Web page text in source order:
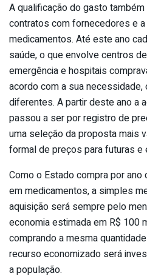
A qualificação do gasto
contratos com fornecedores e
medicamentos. Até este ano
saúde, o que envolve centros
emergência e hospitais
acordo com a sua
diferentes. A partir deste ano a
passou a ser por registro de
uma seleção da proposta mais
formal de preços para futuras e
Como o Estado compra por
em medicamentos, a simples
aquisição será sempre pelo
economia estimada em R$ 100
comprando a mesma
recurso economizado será
a população.